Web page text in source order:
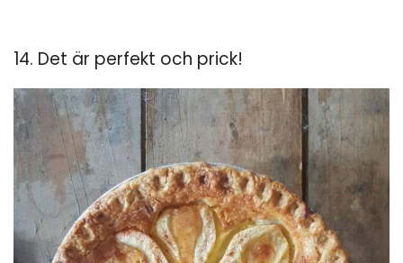
14. Det är perfekt och prick!